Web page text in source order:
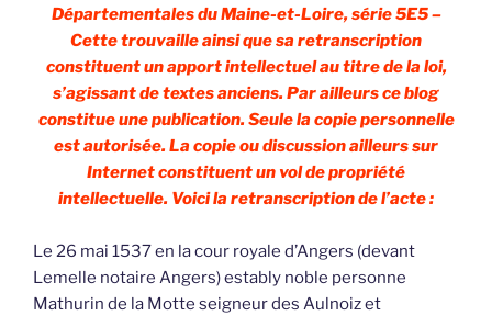
Départementales du Maine-et-Loire, série 5E5 –
Cette trouvaille ainsi que sa retranscription
constituent un apport intellectuel au titre de la loi,
s’agissant de textes anciens. Par ailleurs ce blog
constitue une publication. Seule la copie personnelle
est autorisée. La copie ou discussion ailleurs sur
Internet constituent un vol de propriété
intellectuelle. Voici la retranscription de l’acte :
Le 26 mai 1537 en la cour royale d’Angers (devant
Lemelle notaire Angers) estably noble personne
Mathurin de la Motte seigneur des Aulnoiz et